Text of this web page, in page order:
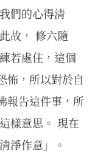
們的心得清
故， 修六隨
若處住，這個
怖，所以對於自
報告這件事，所
樣意思。 現在
淨作意」。